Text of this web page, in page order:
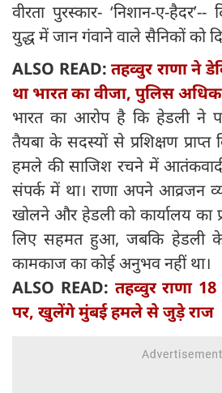
वीरता पुरस्कार- ‘निशान-ए-हैदर’--
युद्ध में जान गंवाने वाले सैनिकों को
ALSO READ: तहव्वुर राणा ने
था भारत का वीजा, पुलिस
भारत का आरोप है कि हेडली ने
तैयबा के सदस्यों से प्रशिक्षण
हमले की साजिश रचने में
संपर्क में था। राणा अपने आव्रजन
खोलने और हेडली को कार्यालय का
लिए सहमत हुआ, जबकि हेडली
कामकाज का कोई अनुभव नहीं था।
ALSO READ: तहव्वुर राणा
पर, खुलेंगे मुंबई हमले से जुड़े राज